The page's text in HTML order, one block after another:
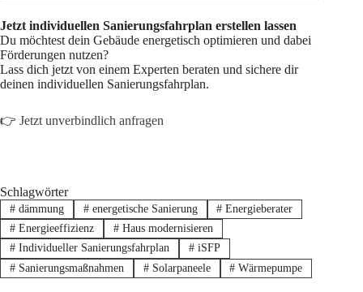
Jetzt individuellen Sanierungsfahrplan erstellen lassen
Du möchtest dein Gebäude energetisch optimieren und dabei
Förderungen nutzen?
Lass dich jetzt von einem Experten beraten und sichere dir
deinen individuellen Sanierungsfahrplan.
👉 Jetzt unverbindlich anfragen
Schlagwörter
#dämmung #energetische Sanierung # Energieberater
#Energieeffizienz #Haus modernisieren
#Individueller Sanierungsfahrplan #iSFP
#Sanierungsmaßnahmen #Solarpaneele # Wärmepumpe